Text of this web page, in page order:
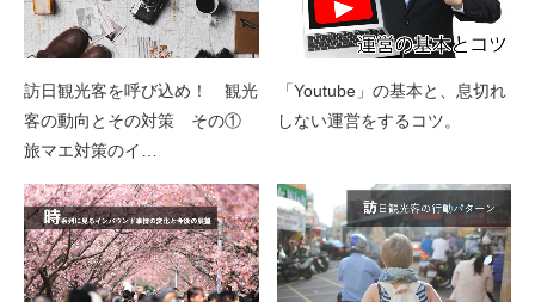
訪日観光客を呼び込め！ 観光
客の動向とその対策 その①
旅マエ対策のイ…
「Youtube」の基本と、息切れ
しない運営をするコツ。